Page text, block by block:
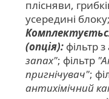
плісняви,
усередині блоку;
(опція): фільтр
запах"; фільтр
пригнічувач";
антихімічний